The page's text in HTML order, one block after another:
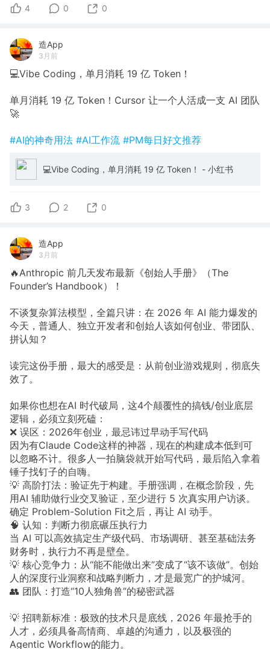
4 0 0
造App
3月前
💻Vibe Coding，单月消耗 19 亿 Token！
单月消耗 19 亿 Token！Cursor 让一个人活成一支 AI 团队
🚀
#AI的神奇用法 #AI工作流 #PM每日好文推荐
💻Vibe Coding，单月消耗 19 亿 Token！ - 小红书
3 2 0
造App
3月前
🔥Anthropic 前几天发布最新《创始人手册》（The
Founder’s Handbook）！
不谈复杂算法模型，全篇只讲：在 2026 年 AI 能力爆发的
今天，普通人、独立开发者和创始人该如何创业、带团队、
拼认知？
读完这份手册，最大的感受是：从前创业游戏规则，彻底失
效了。
如果你也想在AI 时代破局，这4个颠覆性的搞钱/创业底层
逻辑，必须立刻死磕：
❌ 误区：2026年创业，最忌讳过早动手写代码
因为有Claude Code这样的神器，现在的构建成本低到可
以忽略不计。很多人一拍脑袋就开始写代码，最后陷入拿着
锤子找钉子的自嗨。
💡 高阶打法：验证先于构建。手册强调，在概念阶段，先
用AI 辅助做行业交叉验证，至少进行 5 次真实用户访谈。
确定 Problem-Solution Fit之后，再让 AI 动手。
🧠 认知：判断力彻底碾压执行力
当 AI 可以高效搞定生产级代码、市场调研、甚至基础法务
财务时，执行力不再是壁垒。
💡 核心竞争力：从“能不能做出来”变成了“该不该做”。创始
人的深度行业洞察和战略判断力，才是最宽广的护城河。
👥 团队：打造“10人独角兽”的秘密武器
💡 招聘新标准：极致的技术只是底线，2026 年最抢手的
人才，必须具备高情商、卓越的沟通力，以及极强的
Agentic Workflow的能力。